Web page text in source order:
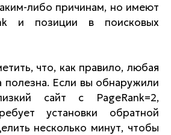
либо причинам, но имеют
и позиции в поисковых
что, как правило, любая
полезна. Если вы обнаружили
сайт с PageRank=2,
установки обратной
несколько минут, чтобы